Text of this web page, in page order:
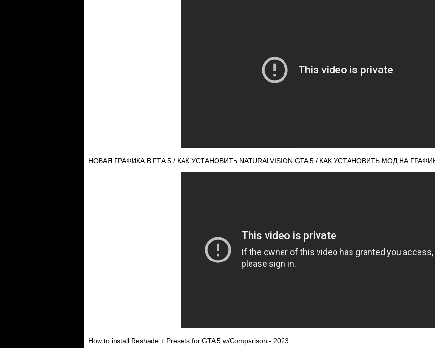
НОВАЯ ГРАФИКА В ГТА 5 / КАК УСТАНОВИТЬ NATURALVISION GTA 5 / КАК УСТАНОВИТЬ МОД НА
How to install Reshade + Presets for GTA 5 w/Comparison - 2023